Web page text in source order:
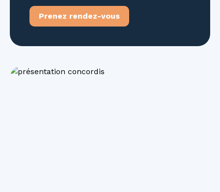
Prenez rendez-vous